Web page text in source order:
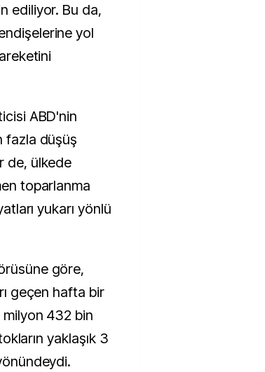
ediliyor. Bu da,
yol
ABD'nin
fazla düşüş
de, ülkede
toparlanma
yukarı yönlü
göre,
geçen hafta bir
432 bin
yaklaşık 3